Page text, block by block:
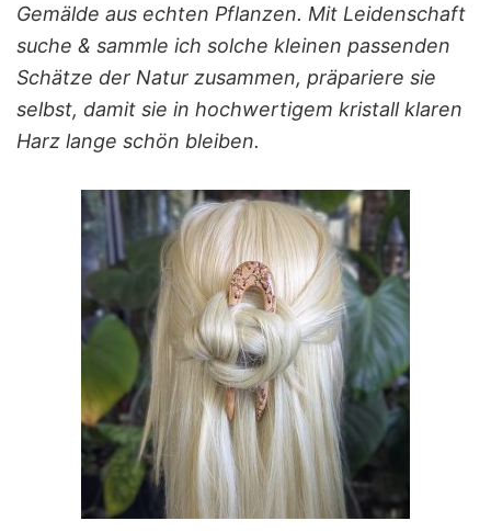
Gemälde aus echten Pflanzen. Mit Leidenschaft
suche & sammle ich solche kleinen passenden
Schätze der Natur zusammen, präpariere sie
selbst, damit sie in hochwertigem kristall klaren
Harz lange schön bleiben.